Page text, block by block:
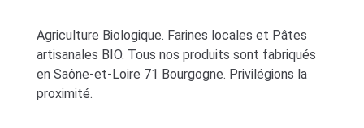
Agriculture Biologique. Farines locales et Pâtes
artisanales BIO. Tous nos produits sont fabriqués
en Saône-et-Loire 71 Bourgogne. Privilégions la
proximité.